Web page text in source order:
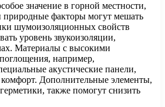
значение в горной местности,
природные факторы могут мешать
шумоизоляционных свойств
уровень звукоизоляции,
Материалы с высокими
например,
акустические панели,
Дополнительные элементы,
также помогут снизить